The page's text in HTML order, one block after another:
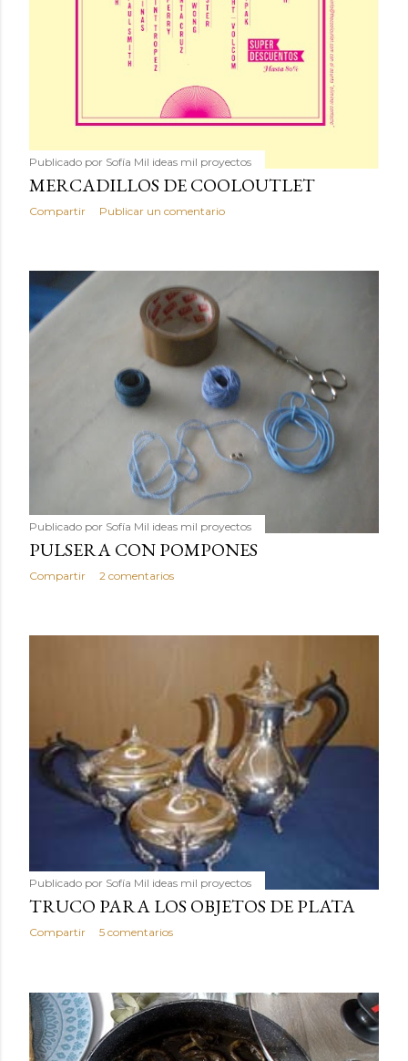
Publicado por Sofía Mil ideas mil proyectos
MERCADILLOS DE COOLOUTLET
Compartir Publicar un comentario
Publicado por Sofía Mil ideas mil proyectos
PULSERA CON POMPONES
Compartir 2 comentarios
Publicado por Sofía Mil ideas mil proyectos
TRUCO PARA LOS OBJETOS DE PLATA
Compartir 5 comentarios